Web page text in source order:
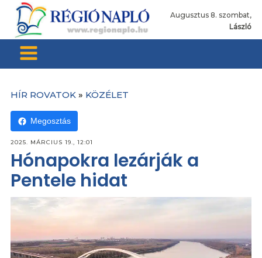
Augusztus 8. szombat,
László
HÍR ROVATOK » KÖZÉLET
Megosztás
2025. MÁRCIUS 19., 12:01
Hónapokra lezárják a
Pentele hidat